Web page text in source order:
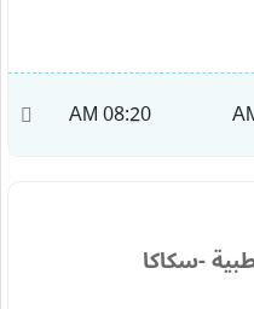
08:20 AM
-سكاكا